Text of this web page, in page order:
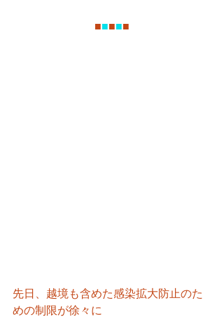
■■■■■
先日、越境も含めた感染拡大防止のた
めの制限が徐々に